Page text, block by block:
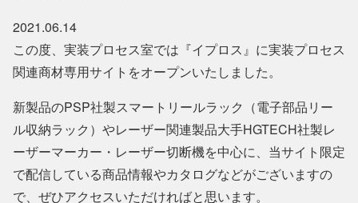
2021.06.14
この度、実装プロセス室では『イプロス』に実装プロセス
関連商材専用サイトをオープンいたしました。
新製品のPSP社製スマートリールラック（電子部品リー
ル収納ラック）やレーザー関連製品大手HGTECH社製レ
ーザーマーカー・レーザー切断機を中心に、当サイト限定
で配信している商品情報やカタログなどがございますの
で、ぜひアクセスいただければと思います。